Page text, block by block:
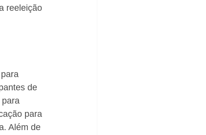
reeleição
de
para
para
Além de